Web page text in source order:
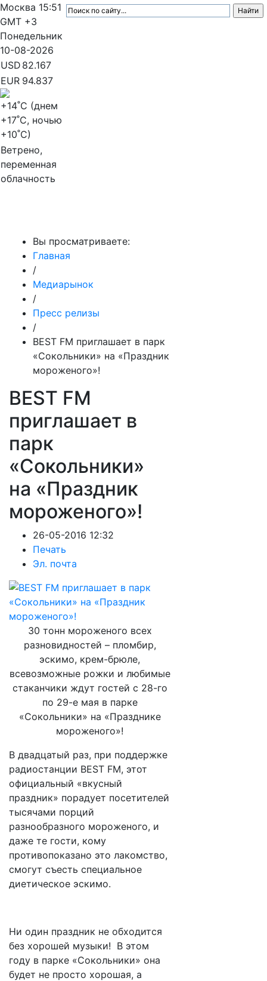
Москва 15:51
GMT +3
Понедельник
10-08-2026
USD 82.167
EUR 94.837
+14˚C (днем
+17˚C, ночью
+10˚C)
Ветрено,
переменная
облачность
Вы просматриваете:
Главная
/
Медиарынок
/
Пресс релизы
/
BEST FM приглашает в парк
«Сокольники» на «Праздник
мороженого»!
BEST FM
приглашает в
парк
«Сокольники»
на «Праздник
мороженого»!
26-05-2016 12:32
Печать
Эл. почта
30 тонн мороженого всех
разновидностей – пломбир,
эскимо, крем-брюле,
всевозможные рожки и любимые
стаканчики ждут гостей с 28-го
по 29-е мая в парке
«Сокольники» на «Празднике
мороженого»!
В двадцатый раз, при поддержке
радиостанции BEST FM, этот
официальный «вкусный
праздник» порадует посетителей
тысячами порций
разнообразного мороженого, и
даже те гости, кому
противопоказано это лакомство,
смогут съесть специальное
диетическое эскимо.
Ни один праздник не обходится
без хорошей музыки! В этом
году в парке «Сокольники» она
будет не просто хорошая, а